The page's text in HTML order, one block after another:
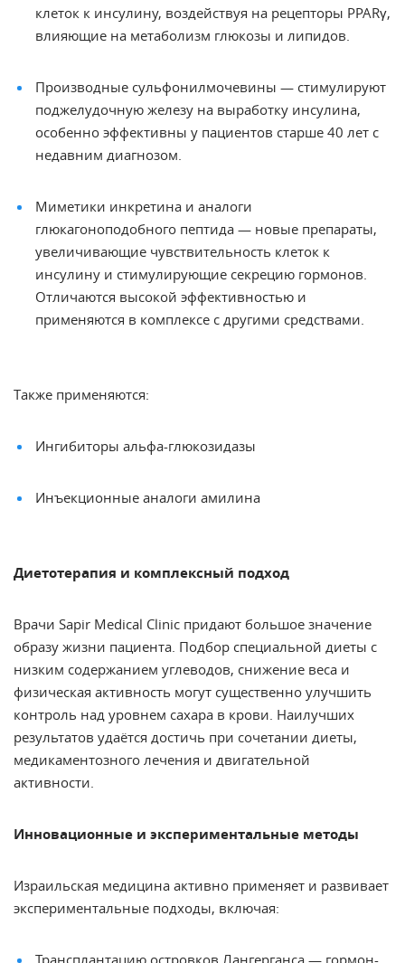
клеток к инсулину, воздействуя на рецепторы PPARγ,
влияющие на метаболизм глюкозы и липидов.
Производные сульфонилмочевины — стимулируют
поджелудочную железу на выработку инсулина,
особенно эффективны у пациентов старше 40 лет с
недавним диагнозом.
Миметики инкретина и аналоги
глюкагоноподобного пептида — новые препараты,
увеличивающие чувствительность клеток к
инсулину и стимулирующие секрецию гормонов.
Отличаются высокой эффективностью и
применяются в комплексе с другими средствами.
Также применяются:
Ингибиторы альфа-глюкозидазы
Инъекционные аналоги амилина
Диетотерапия и комплексный подход
Врачи Sapir Medical Clinic придают большое значение
образу жизни пациента. Подбор специальной диеты с
низким содержанием углеводов, снижение веса и
физическая активность могут существенно улучшить
контроль над уровнем сахара в крови. Наилучших
результатов удаётся достичь при сочетании диеты,
медикаментозного лечения и двигательной
активности.
Инновационные и экспериментальные методы
Израильская медицина активно применяет и развивает
экспериментальные подходы, включая:
Трансплантацию островков Лангерганса — гормон-